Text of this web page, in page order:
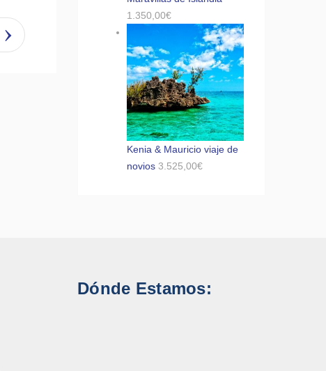
1.350,00€
Kenia & Mauricio viaje de
novios 3.525,00€
Dónde Estamos: